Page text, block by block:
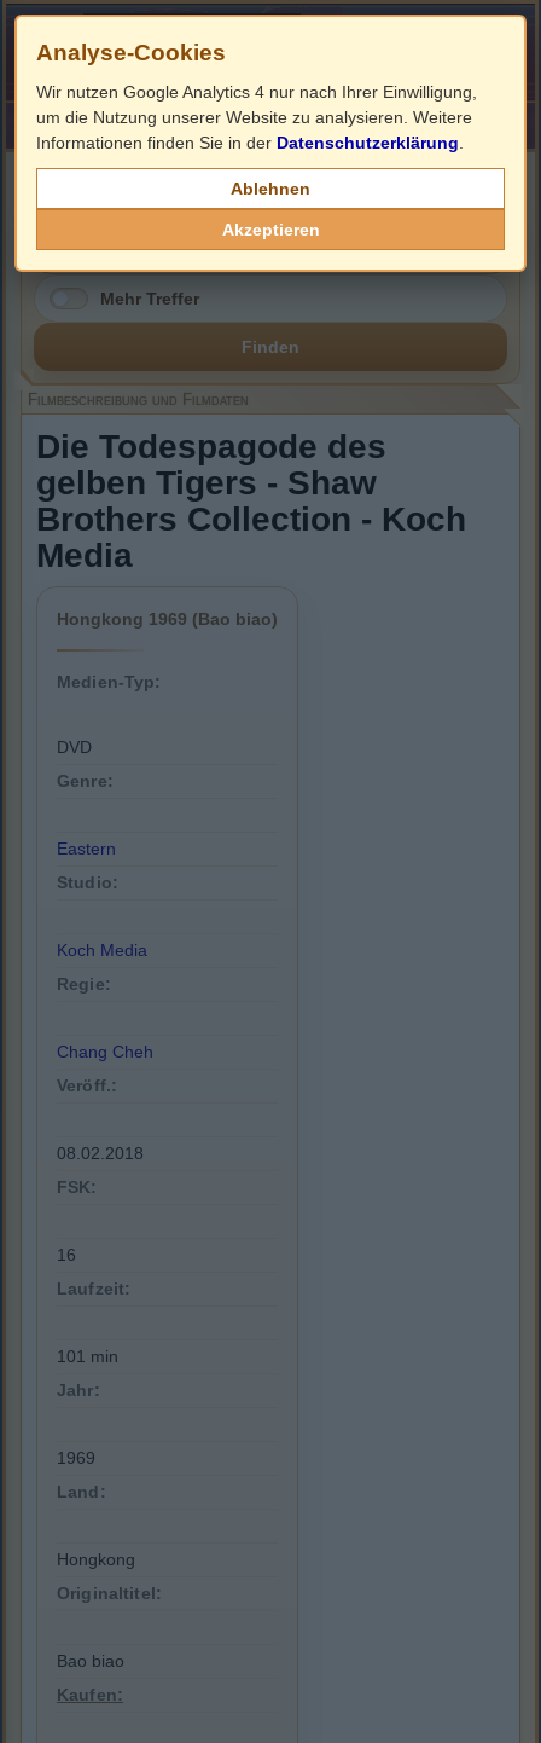
HOME ImpressumLinks
Filmbeschreibung, Cover & DVD Infos
Mehr Treffer
Finden
Filmbeschreibung und Filmdaten
Die Todespagode des
gelben Tigers - Shaw
Brothers Collection - Koch
Media
Hongkong 1969 (Bao biao)
Medien-Typ:
DVD
Genre:
Eastern
Studio:
Koch Media
Regie:
Chang Cheh
Veröff.:
08.02.2018
FSK:
16
Laufzeit:
101 min
Jahr:
1969
Land:
Hongkong
Originaltitel:
Bao biao
Kaufen:
Analyse-Cookies
Wir nutzen Google Analytics 4 nur nach Ihrer Einwilligung,
um die Nutzung unserer Website zu analysieren. Weitere
Informationen finden Sie in der Datenschutzerklärung
Ablehnen
Akzeptieren